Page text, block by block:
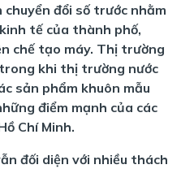
chuyển đổi số trước nhằm
tế của thành phố,
chế tạo máy. Thị trường
khi thị trường nước
sản phẩm khuôn mẫu
điểm mạnh của các
Chí Minh.
đối diện với nhiều thách